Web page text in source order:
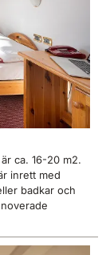
ca. 16-20 m2.
inrett med
badkar och